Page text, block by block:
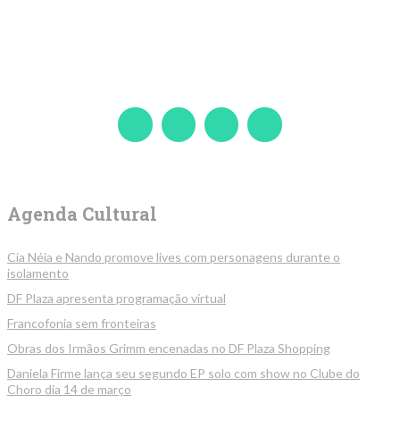
Agenda Cultural
Cia Néia e Nando promove lives com personagens durante o
isolamento
DF Plaza apresenta programação virtual
Francofonia sem fronteiras
Obras dos Irmãos Grimm encenadas no DF Plaza Shopping
Daniela Firme lança seu segundo EP solo com show no Clube do
Choro dia 14 de março